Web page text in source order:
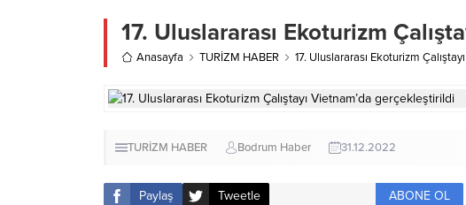
17. Uluslararası Ekoturizm
Anasayfa TURİZM HABER 17. Uluslararası Ekoturizm
TURİZM HABER Bodrum Haber 31.12.2022
Paylaş Tweetle ABONE OL